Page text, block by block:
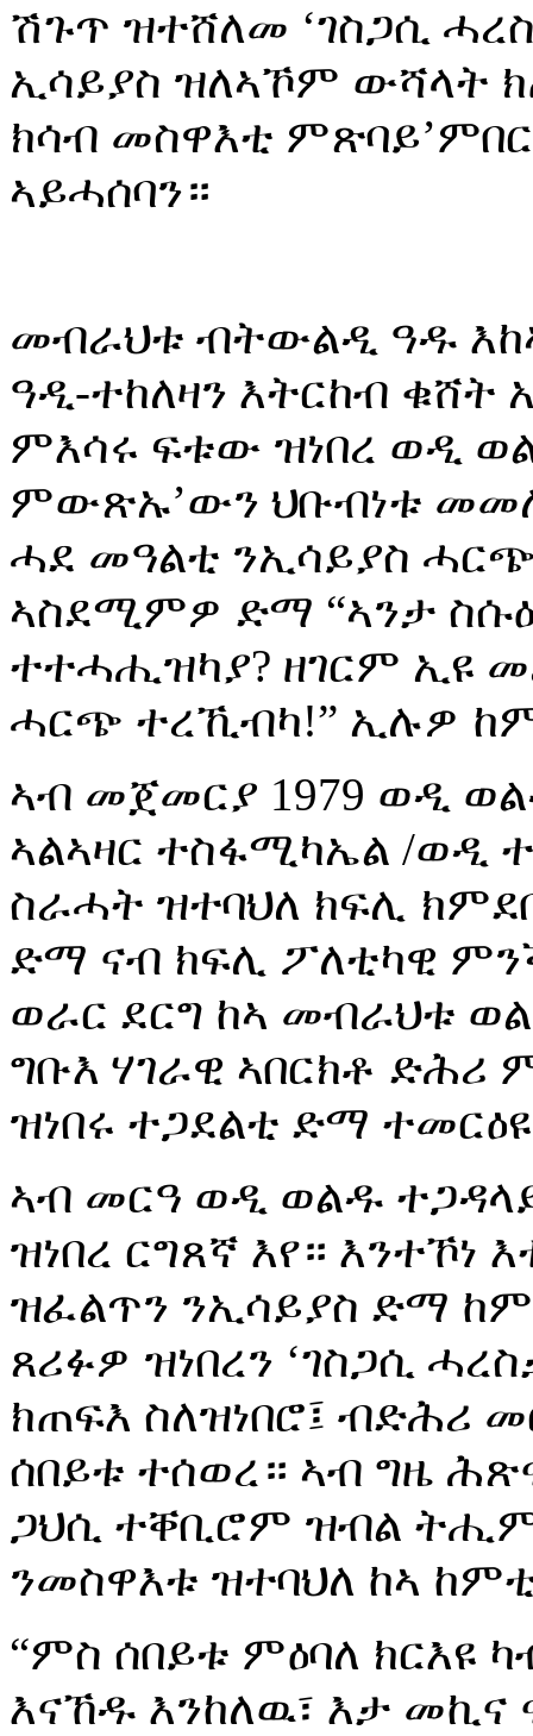
ሽጉጥ ዝተሸለመ ‘ገስጋሲ
ኢሳይያስ ዝለኣኾም ውሻላት
ክሳብ መስዋእቲ
ኣይሓሰባን።
መብራህቱ ብትውልዲ ዓዱ
ዓዲ-ተከለዛን እትርከብ ቁሸት
ምእሳሩ ፍቱው ዝነበረ ወዲ
ምውጽኡ’ውን ህቡብነቱ
ሓደ መዓልቲ ንኢሳይያስ ሓርጭ
ኣስደሚምዎ ድማ “ኣንታ
ተተሓሒዝካያ? ዘገርም ኢዩ
ሓርጭ ተረኺብካ!” ኢሉዎ ከም
ኣብ መጀመርያ 1979 ወዲ
ኣልኣዛር ተስፋሚካኤል /ወዲ
ስራሓት ዝተባህለ ክፍሊ
ድማ ናብ ክፍሊ ፖለቲካዊ
ወራር ደርግ ከኣ መብራህቱ
ግቡእ ሃገራዊ ኣበርክቶ
ዝነበሩ ተጋደልቲ ድማ
ኣብ መርዓ ወዲ ወልዱ
ዝነበረ ርግጸኛ እየ።
ዝፈልጥን ንኢሳይያስ ድማ
ጸሪፉዎ ዝነበረን ‘ገስጋሲ
ክጠፍእ ስለዝነበሮ፤ ብድሕሪ
ሰበይቱ ተሰወረ። ኣብ ግዜ
ጋህሲ ተቐቢሮም ዝብል
ንመስዋእቱ ዝተባህለ ከኣ
“ምስ ሰበይቱ ምዕባለ ክርእዩ
እናኸዱ እንከለዉ፣ እታ መኪና